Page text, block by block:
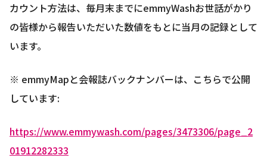
カウント方法は、毎月末までにemmyWashお世話がかり
の皆様から報告いただいた数値をもとに当月の記録として
います。
※ emmyMapと会報誌バックナンバーは、こちらで公開
しています:
https://www.emmywash.com/pages/3473306/page_2
01912282333